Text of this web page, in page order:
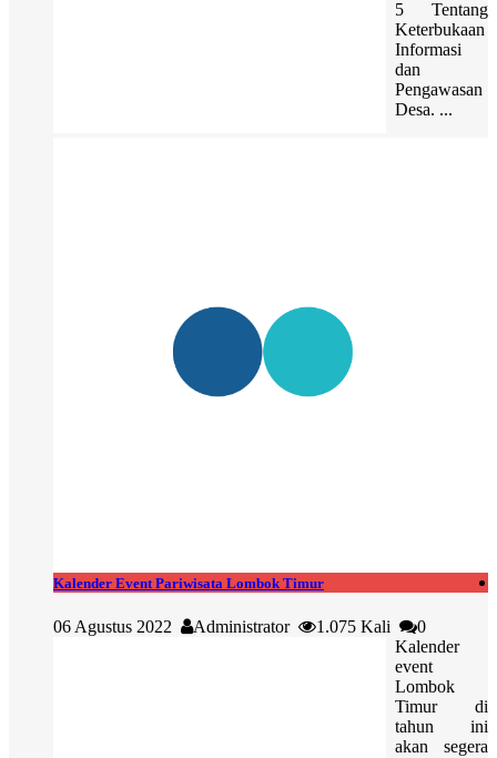
5 Tentang
Keterbukaan
Informasi
dan
Pengawasan
Desa. ...
Kalender Event Pariwisata Lombok Timur
06 Agustus 2022 Administrator 1.075 Kali
0
Kalender
event
Lombok
Timur di
tahun ini
akan segera